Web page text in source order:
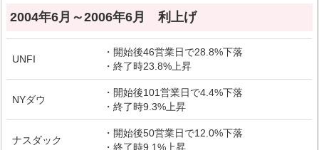
2004年6月～2006年6月 利上げ
UNFI
・開始後46営業日で28.8%下落
・終了時23.8%上昇
NYダウ
・開始後101営業日で4.4%下落
・終了時9.3%上昇
ナスダック
・開始後50営業日で12.0%下落
・終了時9.1%上昇